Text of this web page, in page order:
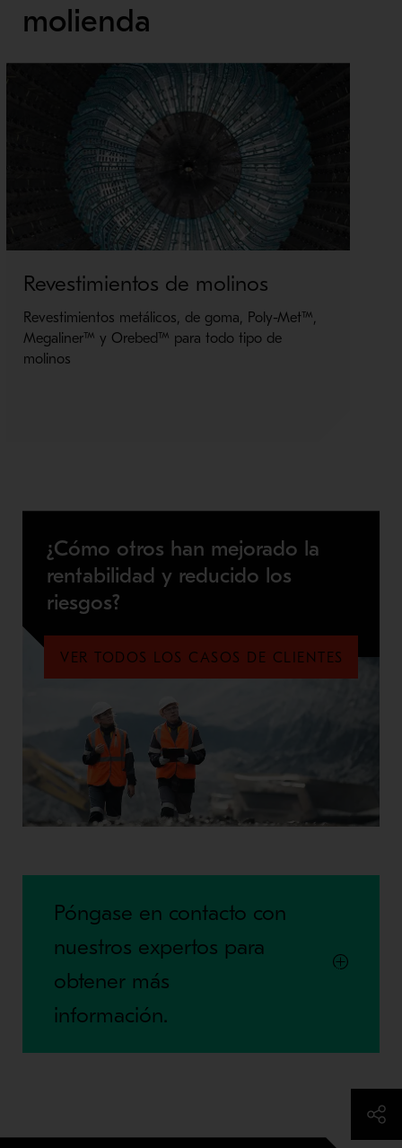
molienda
Revestimientos de molinos
Revestimientos metálicos, de goma, Poly-Met™,
Megaliner™ y Orebed™ para todo tipo de
molinos
¿Cómo otros han mejorado la
rentabilidad y reducido los
riesgos?
VER TODOS LOS CASOS DE CLIENTES
Póngase en contacto con
nuestros expertos para
obtener más
información.